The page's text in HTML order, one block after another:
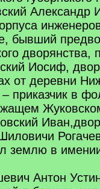
Александр
бывший
дворянства,
Иосиф,
от деревни
приказчик в
землю в
Антон